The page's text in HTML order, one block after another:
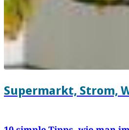
Supermarkt, Strom,